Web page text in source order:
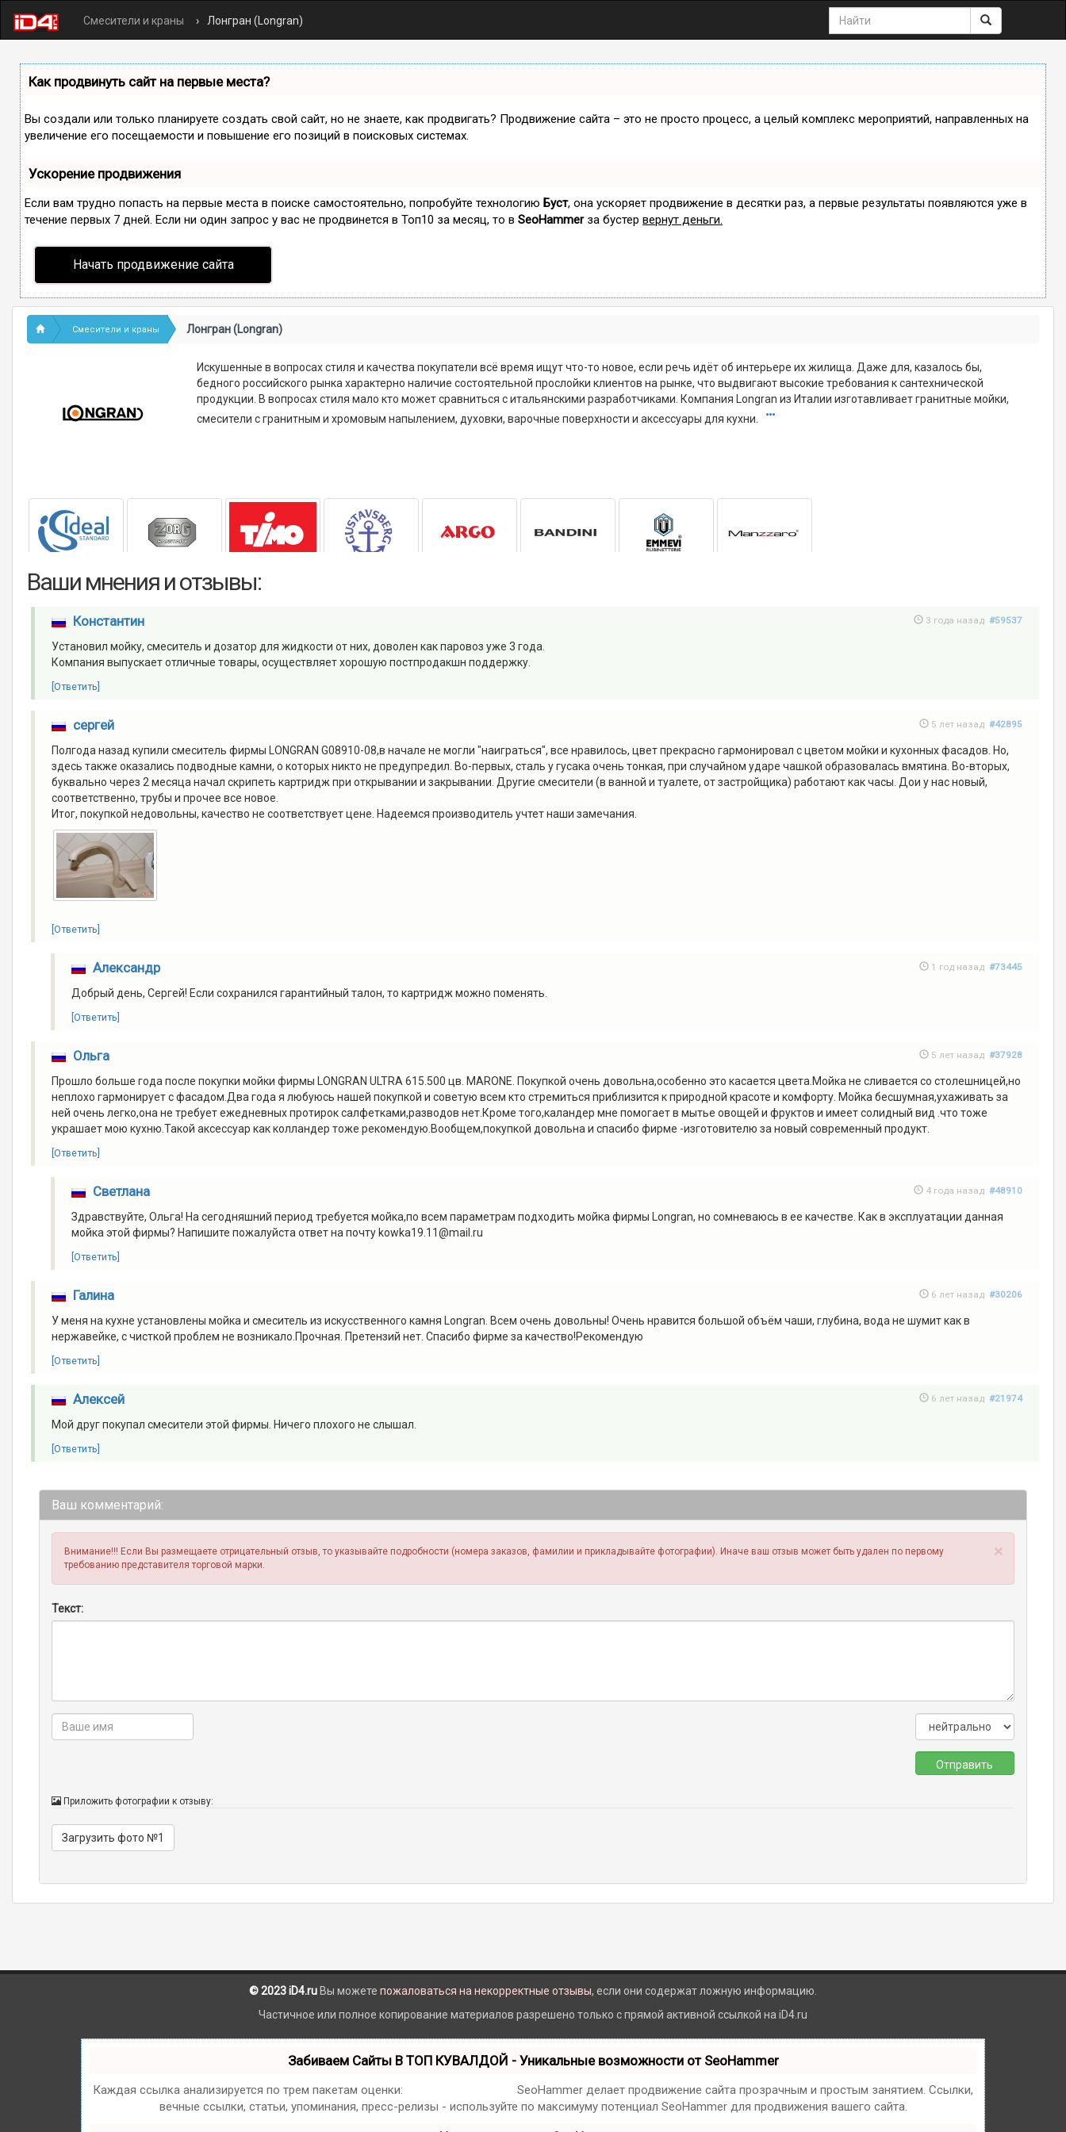
Смесители и краны Лонгран (Longran)
Как продвинуть сайт на первые места?
Вы создали или только планируете создать свой сайт, но не знаете, как продвигать? Продвижение сайта – это не просто процесс, а целый комплекс мероприятий, направленных на
увеличение его посещаемости и повышение его позиций в поисковых системах.
Ускорение продвижения
Если вам трудно попасть на первые места в поиске самостоятельно, попробуйте технологию Буст, она ускоряет продвижение в десятки раз, а первые результаты появляются уже в
течение первых 7 дней. Если ни один запрос у вас не продвинется в Топ10 за месяц, то в SeoHammerза бустер вернут деньги.
Начать продвижение сайта
Смесители и краны Лонгран (Longran)
Искушенные в вопросах стиля и качества покупатели всё время ищут что-то новое, если речь идёт об интерьере их жилища. Даже для, казалось бы,
бедного российского рынка характерно наличие состоятельной прослойки клиентов на рынке, что выдвигают высокие требования к сантехнической
продукции. В вопросах стиля мало кто может сравниться с итальянскими разработчиками. Компания Longran из Италии изготавливает гранитные мойки,
смесители с гранитным и хромовым напылением, духовки, варочные поверхности и аксессуары для кухни.
Ваши мнения и отзывы:
Константин 3 года назад #59537
Установил мойку, смеситель и дозатор для жидкости от них, доволен как паровоз уже 3 года.
Компания выпускает отличные товары, осуществляет хорошую постпродакшн поддержку.
[Ответить]
сергей 5 лет назад #42895
Полгода назад купили смеситель фирмы LONGRAN G08910-08,в начале не могли "наиграться", все нравилось, цвет прекрасно гармонировал с цветом мойки и кухонных фасадов. Но,
здесь также оказались подводные камни, о которых никто не предупредил. Во-первых, сталь у гусака очень тонкая, при случайном ударе чашкой образовалась вмятина. Во-вторых,
буквально через 2 месяца начал скрипеть картридж при открывании и закрывании. Другие смесители (в ванной и туалете, от застройщика) работают как часы. Дои у нас новый,
соответственно, трубы и прочее все новое.
Итог, покупкой недовольны, качество не соответствует цене. Надеемся производитель учтет наши замечания.
[Ответить]
Александр 1 год назад #73445
Добрый день, Сергей! Если сохранился гарантийный талон, то картридж можно поменять.
[Ответить]
Ольга 5 лет назад #37928
Прошло больше года после покупки мойки фирмы LONGRAN ULTRA 615.500 цв. MARONE. Покупкой очень довольна,особенно это касается цвета.Мойка не сливается со столешницей,но
неплохо гармонирует с фасадом.Два года я любуюсь нашей покупкой и советую всем кто стремиться приблизится к природной красоте и комфорту. Мойка бесшумная,ухаживать за
ней очень легко,она не требует ежедневных протирок салфетками,разводов нет.Кроме того,каландер мне помогает в мытье овощей и фруктов и имеет солидный вид .что тоже
украшает мою кухню.Такой аксессуар как колландер тоже рекомендую.Вообщем,покупкой довольна и спасибо фирме -изготовителю за новый современный продукт.
[Ответить]
Светлана 4 года назад #48910
Здравствуйте, Ольга! На сегодняшний период требуется мойка,по всем параметрам подходить мойка фирмы Longran, но сомневаюсь в ее качестве. Как в эксплуатации данная
мойка этой фирмы? Напишите пожалуйста ответ на почту kowka19.11@mail.ru
[Ответить]
Галина 6 лет назад #30206
У меня на кухне установлены мойка и смеситель из искусственного камня Lоngran. Всем очень довольны! Очень нравится большой объём чаши, глубина, вода не шумит как в
нержавейке, с чисткой проблем не возникало.Прочная. Претензий нет. Спасибо фирме за качество!Рекомендую
[Ответить]
Алексей 6 лет назад #21974
Мой друг покупал смесители этой фирмы. Ничего плохого не слышал.
[Ответить]
Ваш комментарий:
×
Внимание!!! Если Вы размещаете отрицательный отзыв, то указывайте подробности (номера заказов, фамилии и прикладывайте фотографии). Иначе ваш отзыв может быть удален по первому
требованию представителя торговой марки.
Текст:
Отправить
Приложить фотографии к отзыву:
Загрузить фото №1
© 2023 iD4.ru Вы можете пожаловаться на некорректные отзывы, если они содержат ложную информацию.
Частичное или полное копирование материалов разрешено только с прямой активной ссылкой на iD4.ru
Забиваем Сайты В ТОП КУВАЛДОЙ - Уникальные возможности от SeoHammer
Каждая ссылка анализируется по трем пакетам оценки:
SeoHammer делает продвижение сайта прозрачным и простым занятием. Ссылки,
вечные ссылки, статьи, упоминания, пресс-релизы - используйте по максимуму потенциал SeoHammer для продвижения вашего сайта.